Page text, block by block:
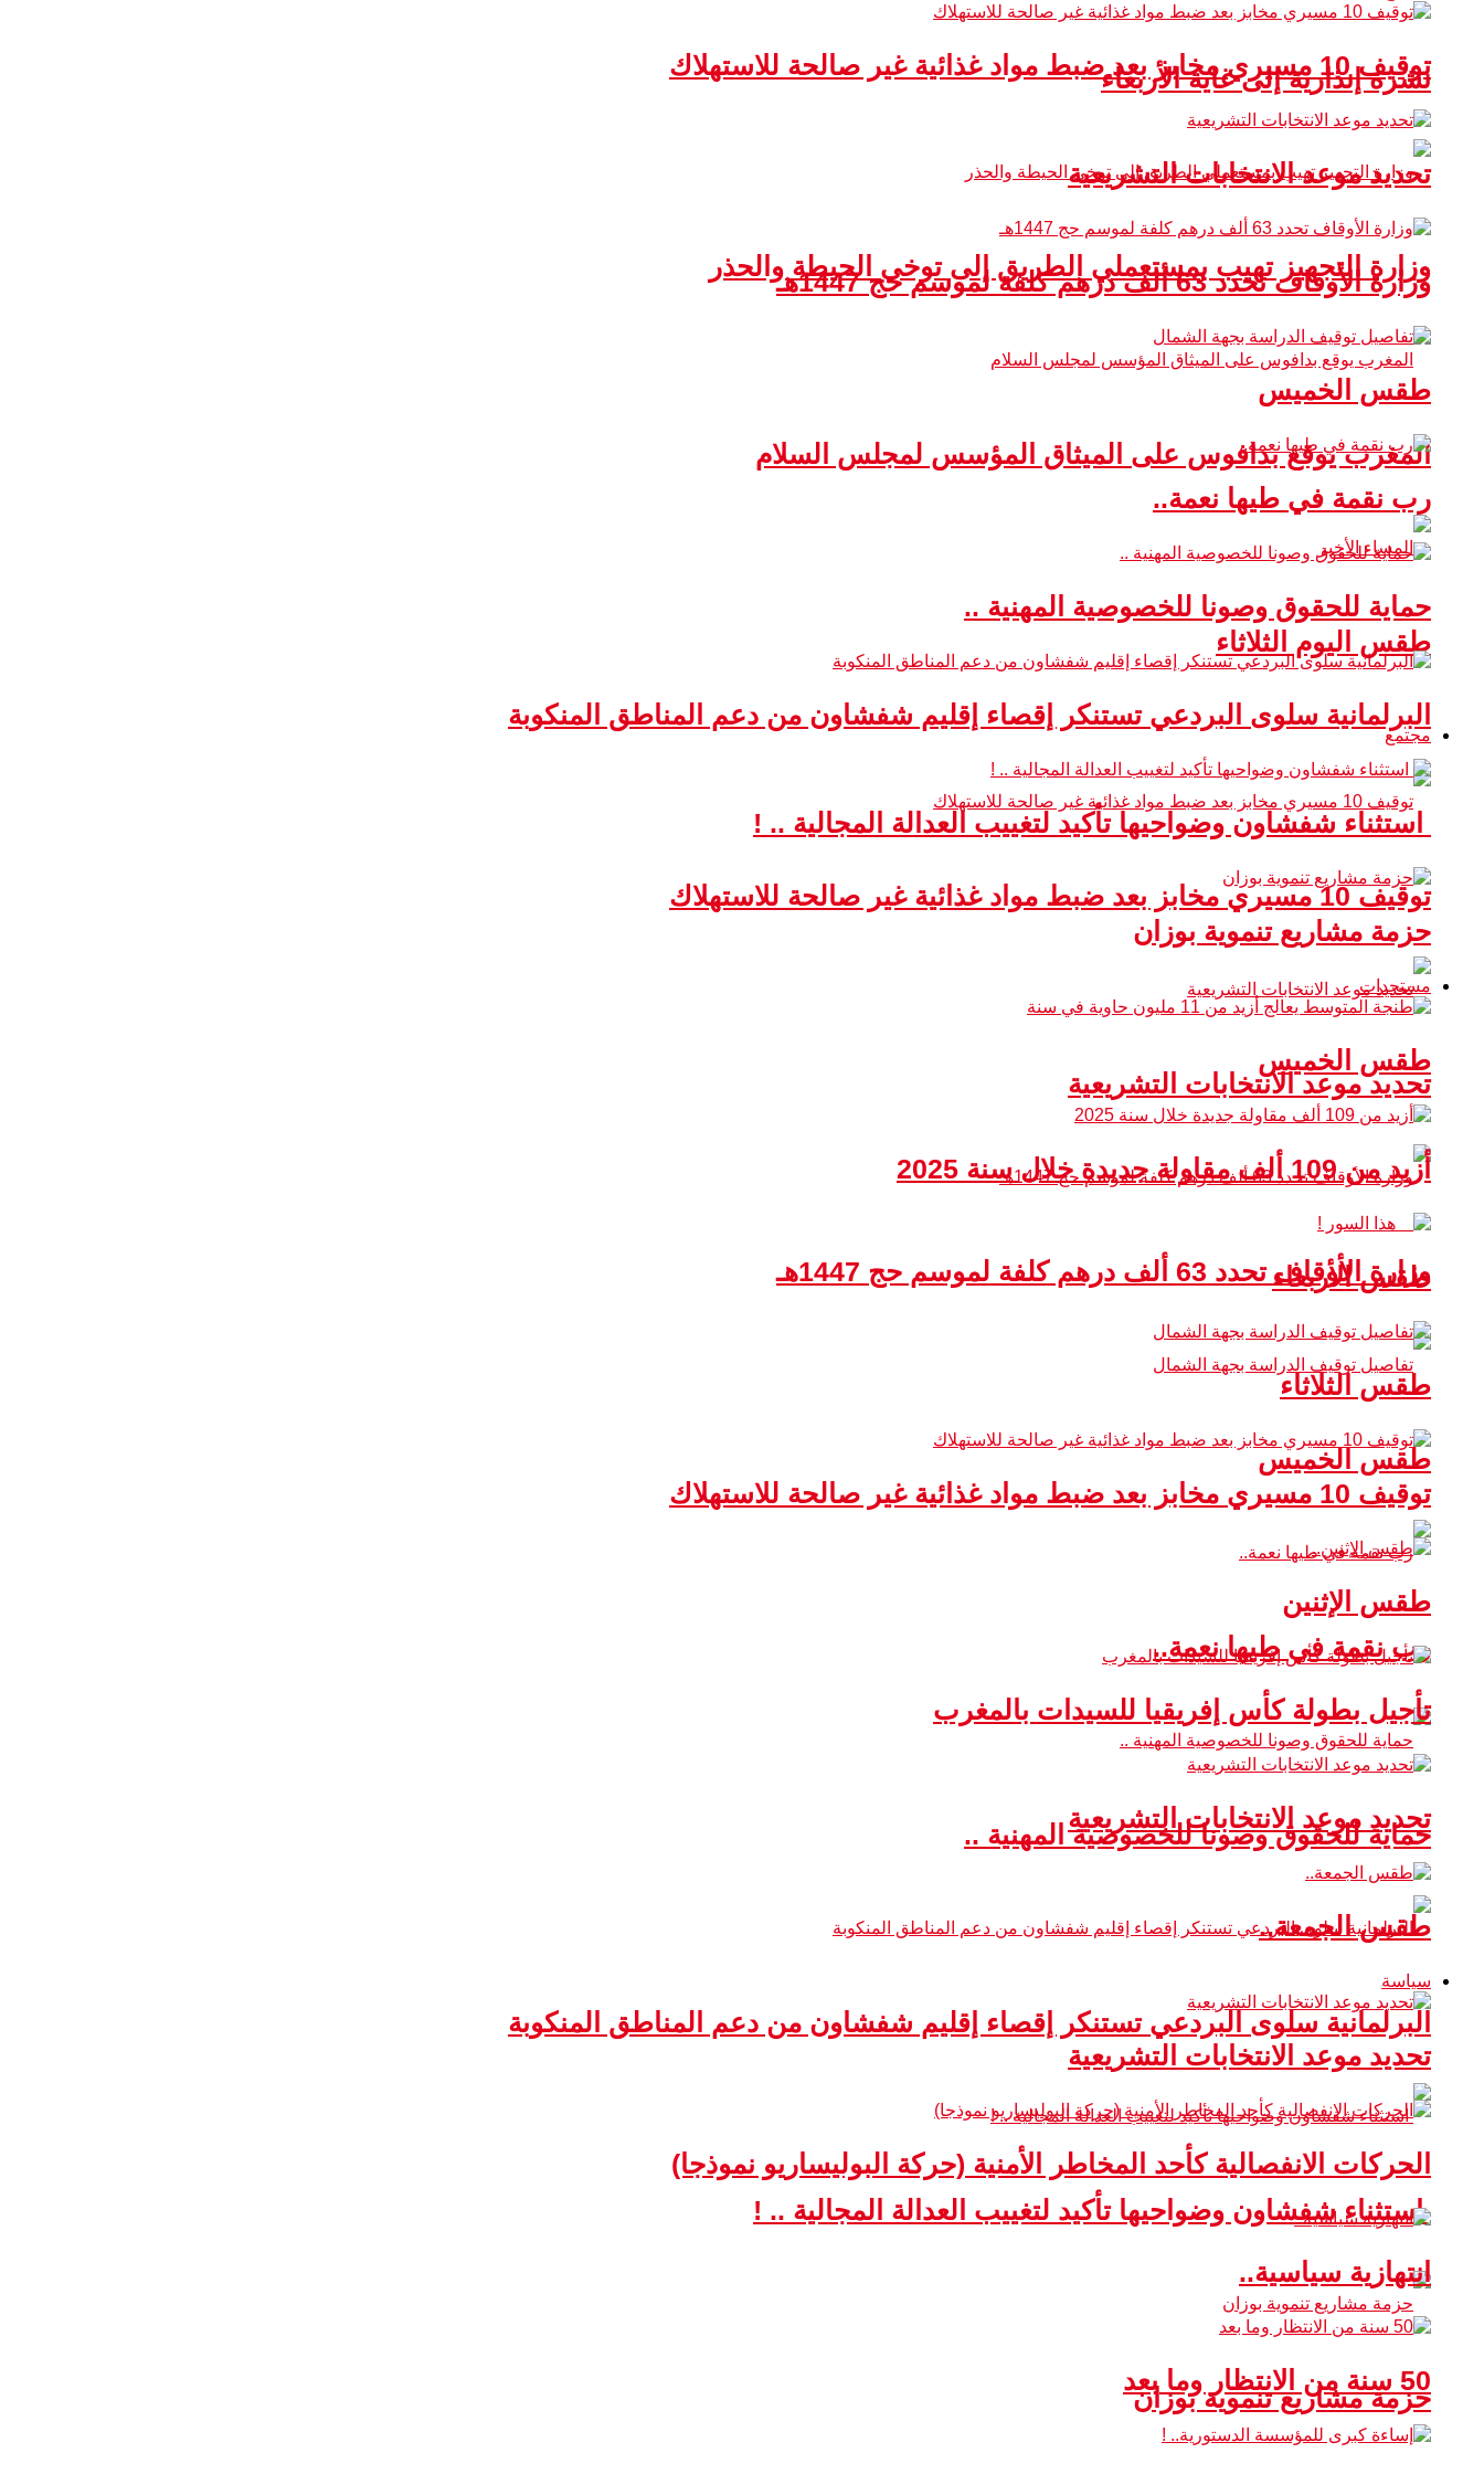
نشرة إنذارية إلى غاية الأربعاء
وزارة التجهيز تهيب بمستعملي الطريق إلى توخي الحيطة والحذر
المغرب يوقع بدافوس على الميثاق المؤسس لمجلس السلام
طقس اليوم الثلاثاء
مجتمع
توقيف 10 مسيري مخابز بعد ضبط مواد غذائية غير صالحة للاستهلاك
تحديد موعد الانتخابات التشريعية
وزارة الأوقاف تحدد 63 ألف درهم كلفة لموسم حج 1447هـ
طقس الخميس
رب نقمة في طيها نعمة..
حماية للحقوق وصونا للخصوصية المهنية ..
البرلمانية سلوى البردعي تستنكر إقصاء إقليم شفشاون من دعم المناطق المنكوبة
استثناء شفشاون وضواحيها تأكيد لتغييب العدالة المجالية .. !
حزمة مشاريع تنموية بوزان
توقيف 10 مسيري مخابز بعد ضبط مواد غذائية غير صالحة للاستهلاك
تحديد موعد الانتخابات التشريعية
وزارة الأوقاف تحدد 63 ألف درهم كلفة لموسم حج 1447هـ
طقس الخميس
رب نقمة في طيها نعمة..
حماية للحقوق وصونا للخصوصية المهنية ..
البرلمانية سلوى البردعي تستنكر إقصاء إقليم شفشاون من دعم المناطق المنكوبة
استثناء شفشاون وضواحيها تأكيد لتغييب العدالة المجالية .. !
حزمة مشاريع تنموية بوزان
مستجدات
طقس الخميس
أزيد من 109 ألف مقاولة جديدة خلال سنة 2025
طقس الأربعاء
طقس الثلاثاء
توقيف 10 مسيري مخابز بعد ضبط مواد غذائية غير صالحة للاستهلاك
طقس الإثنين
تأجيل بطولة كأس إفريقيا للسيدات بالمغرب
تحديد موعد الانتخابات التشريعية
طقس الجمعة..
سياسة
تحديد موعد الانتخابات التشريعية
الحركات الانفصالية كأحد المخاطر الأمنية (حركة البوليساريو نموذجا)
انتهازية سياسية..
50 سنة من الانتظار وما بعد